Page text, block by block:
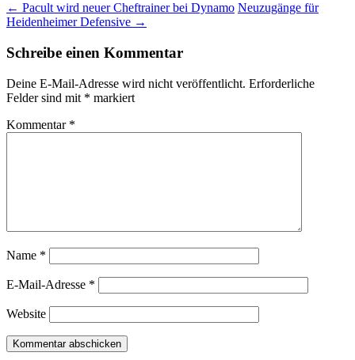
← Pacult wird neuer Cheftrainer bei Dynamo Neuzugänge für
Heidenheimer Defensive →
Schreibe einen Kommentar
Deine E-Mail-Adresse wird nicht veröffentlicht. Erforderliche
Felder sind mit * markiert
Kommentar *
Name *
E-Mail-Adresse *
Website